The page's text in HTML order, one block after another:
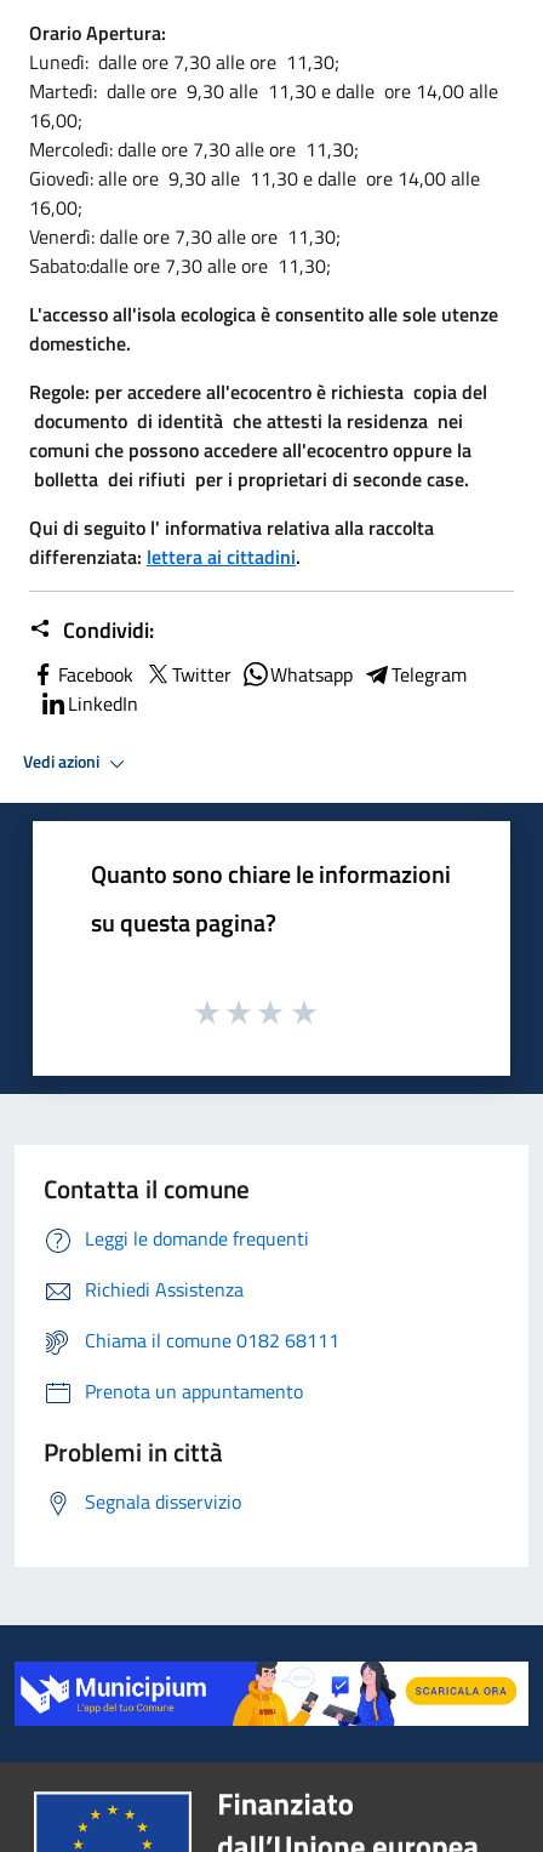
Orario Apertura:
Lunedì: dalle ore 7,30 alle ore 11,30;
Martedì: dalle ore 9,30 alle 11,30 e dalle ore 14,00 alle
16,00;
Mercoledì: dalle ore 7,30 alle ore 11,30;
Giovedì: alle ore 9,30 alle 11,30 e dalle ore 14,00 alle
16,00;
Venerdì: dalle ore 7,30 alle ore 11,30;
Sabato:dalle ore 7,30 alle ore 11,30;
L'accesso all'isola ecologica è consentito alle sole utenze
domestiche.
Regole: per accedere all'ecocentro è richiesta copia del
documento di identità che attesti la residenza nei
comuni che possono accedere all'ecocentro oppure la
bolletta dei rifiuti per i proprietari di seconde case.
Qui di seguito l' informativa relativa alla raccolta
differenziata: lettera ai cittadini.
Condividi:
Facebook Twitter Whatsapp
Telegram
LinkedIn
Vedi azioni
Quanto sono chiare le informazioni
su questa pagina?
Contatta il comune
Leggi le domande frequenti
Richiedi Assistenza
Chiama il comune 0182 68111
Prenota un appuntamento
Problemi in città
Segnala disservizio